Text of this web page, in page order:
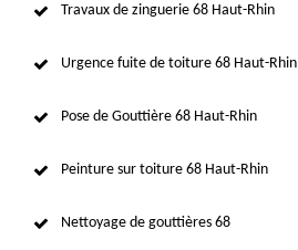
Travaux de zinguerie 68 Haut-Rhin
Urgence fuite de toiture 68 Haut-Rhin
Pose de Gouttière 68 Haut-Rhin
Peinture sur toiture 68 Haut-Rhin
Nettoyage de gouttières 68